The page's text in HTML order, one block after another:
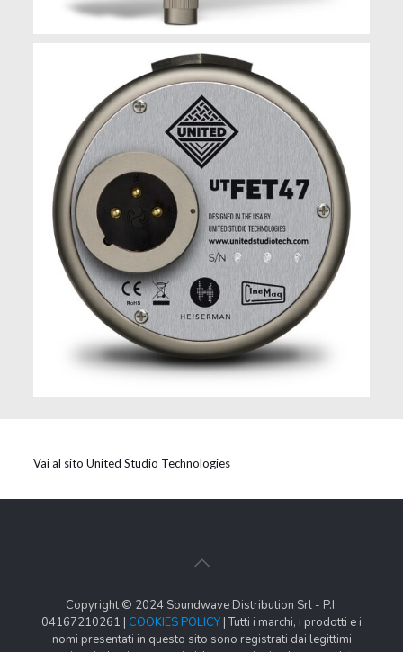
Vai al sito United Studio Technologies
Copyright © 2024 Soundwave Distribution Srl - P.I.
04167210261 | COOKIES POLICY | Tutti i marchi, i prodotti e i
nomi presentati in questo sito sono registrati dai legittimi